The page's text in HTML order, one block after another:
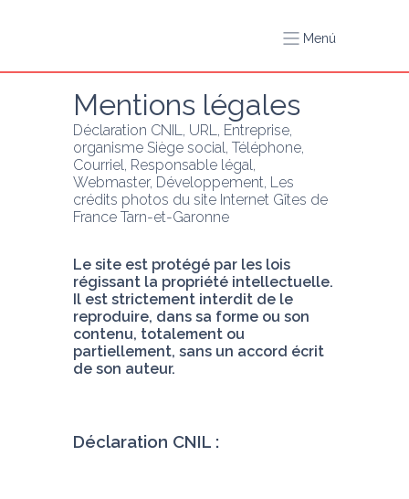
Menú
Mentions légales
Déclaration CNIL, URL, Entreprise,
organisme Siège social, Téléphone,
Courriel, Responsable légal,
Webmaster, Développement, Les
crédits photos du site Internet Gîtes de
France Tarn-et-Garonne
Le site est protégé par les lois
régissant la propriété intellectuelle.
Il est strictement interdit de le
reproduire, dans sa forme ou son
contenu, totalement ou
partiellement, sans un accord écrit
de son auteur.
Déclaration CNIL :